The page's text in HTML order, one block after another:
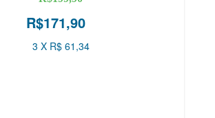
R$171,90
3 X R$ 61,34